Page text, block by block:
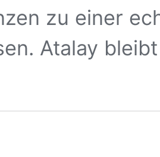
zu einer
Atalay